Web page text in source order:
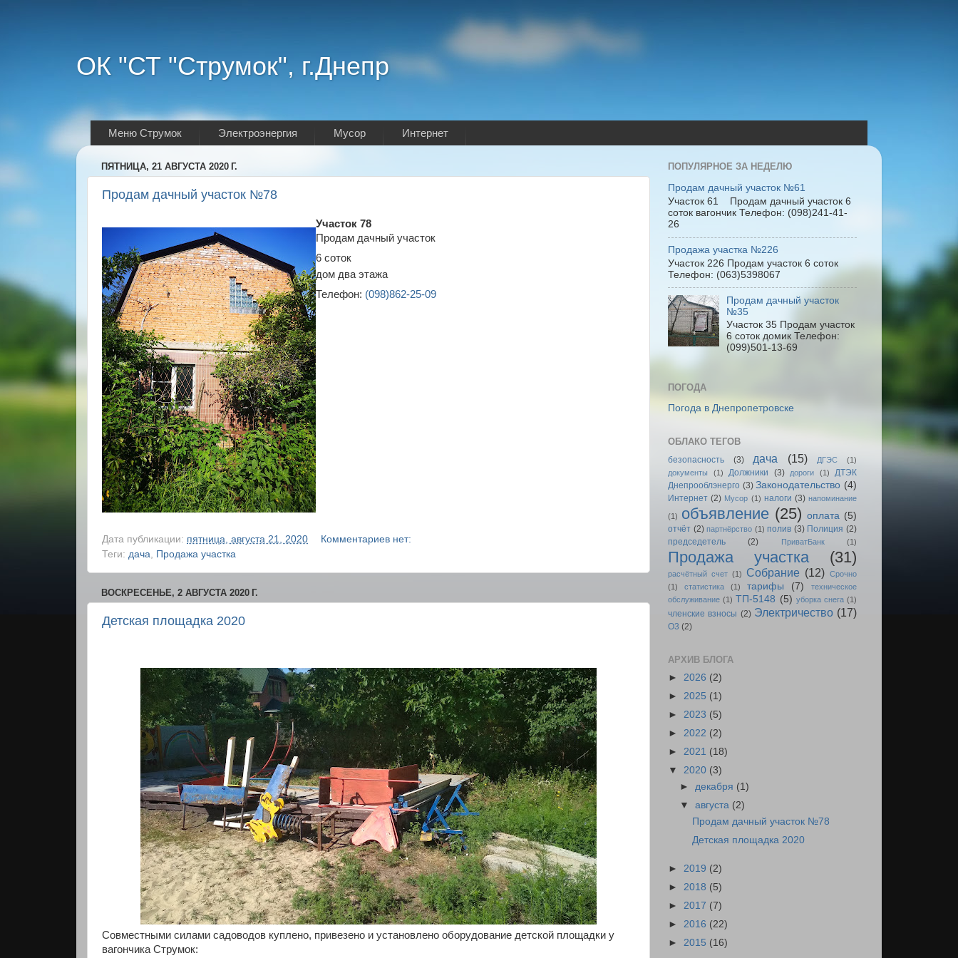
ОК "СТ "Струмок", г.Днепр
Меню Струмок Электроэнергия Мусор Интернет
ПЯТНИЦА, 21 АВГУСТА 2020 Г.
Продам дачный участок №78
Участок 78
Продам дачный участок
6 соток
дом два этажа
Телефон: (098)862-25-09
Дата публикации: пятница, августа 21, 2020
Комментариев нет:
Теги: дача Продажа участка
ВОСКРЕСЕНЬЕ, 2 АВГУСТА 2020 Г.
Детская площадка 2020
Совместными силами садоводов куплено, привезено и установлено оборудование детской площадки у
вагончика Струмок:
ПОПУЛЯРНОЕ ЗА НЕДЕЛЮ
Продам дачный участок №61
Участок 61 Продам дачный участок 6
соток вагончик Телефон: (098)241-41-
26
Продажа участка №226
Участок 226 Продам участок 6 соток
Телефон: (063)5398067
Продам дачный участок
№35
Участок 35 Продам участок
6 соток домик Телефон:
(099)501-13-69
ПОГОДА
Погода в Днепропетровске
ОБЛАКО ТЕГОВ
безопасность (3) дача (15) ДГЭС
(1)
документы
(1) Должники (3) дороги (1)
ДТЭК
Днепрооблэнерго (3) Законодательство (4)
Интернет (2) Мусор (1) налоги (3) напоминание
(1) объявление (25) оплата (5)
отчёт (2) партнёрство (1) полив (3) Полиция (2)
председетель
(2) ПриватБанк (1)
Продажа участка (31)
расчётный счет (1) Собрание (12) Срочно
(1)
статистика (1) тарифы (7)
техническое
обслуживание (1) ТП-5148 (5) уборка снега (1)
членские взносы (2) Электричество (17)
O3 (2)
АРХИВ БЛОГА
► 2026 (2)
► 2025 (1)
► 2023 (5)
► 2022 (2)
► 2021 (18)
▼ 2020 (3)
► декабря (1)
▼августа (2)
Продам дачный участок №78
Детская площадка 2020
► 2019 (2)
► 2018 (5)
► 2017 (7)
► 2016 (22)
► 2015 (16)